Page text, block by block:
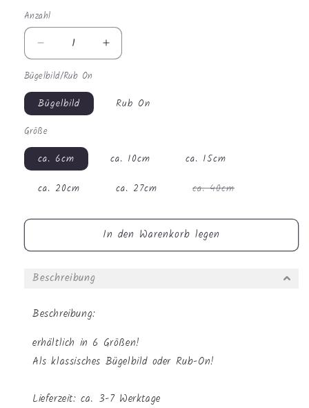
Anzahl
Anzahl
Verringere
die
Menge
für
Bügelbild
Watercolour
Fuchs
#0257
Erhöhe
die
Bügelbild
#0257
Bügelbild/Rub On
Bügelbild Rub On
Größe
ca. 6cm ca. 10cm
ca. 15cm
ca. 20cm
ca. 27cm ca. 40cmVariante
nicht
In den Warenkorb legen
Beschreibung
Beschreibung:
erhältlich in 6 Größen!
Als klassisches Bügelbild oder Rub-On!
Lieferzeit: ca. 3-7 Werktage